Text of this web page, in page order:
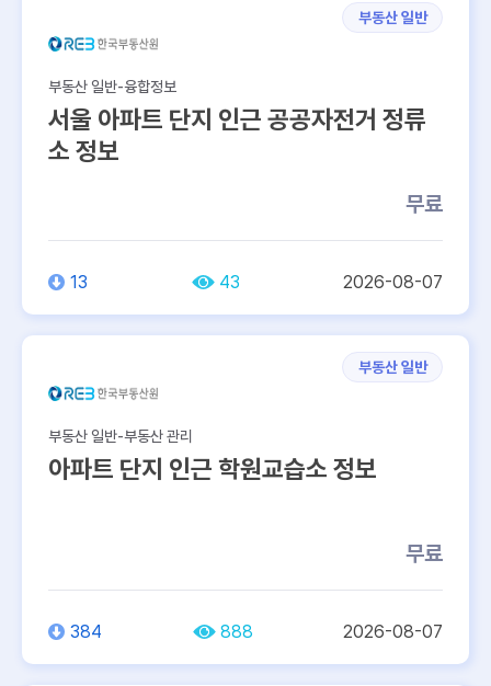
부동산 일반
부동산 일반-융합정보
서울 아파트 단지 인근 공공자전거 정류
소 정보
무료
13 43 2026-08-07
부동산 일반
부동산 일반-부동산 관리
아파트 단지 인근 학원교습소 정보
무료
384 888 2026-08-07